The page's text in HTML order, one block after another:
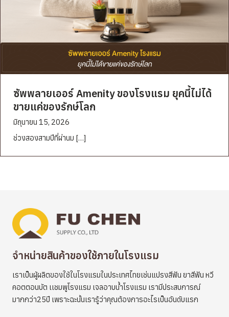
ซัพพลายเออร์ Amenity ของโรงแรม ยุคนี้ไม่ได้
ขายแค่ของรักษ์โลก
มิถุนายน 15, 2026
ช่วงสองสามปีที่ผ่านม […]
จำหน่ายสินค้าของใช้ภายในโรงแรม
เราเป็นผู้ผลิตของใช้ในโรงแรมในประเทศไทยเช่นแปรงสีฟัน ยาสีฟัน หวี
คอตตอนบัต เเชมพูโรงแรม เจลอาบน้ำโรงแรม เรามีประสบการณ์
มากกว่า25ปี เพราะฉะนั้นเรารู้ว่าคุณต้องการอะไรเป็นอันดับแรก